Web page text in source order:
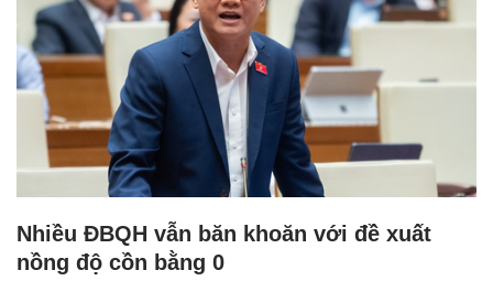
Nhiều ĐBQH vẫn băn khoăn với đề xuất
nồng độ cồn bằng 0